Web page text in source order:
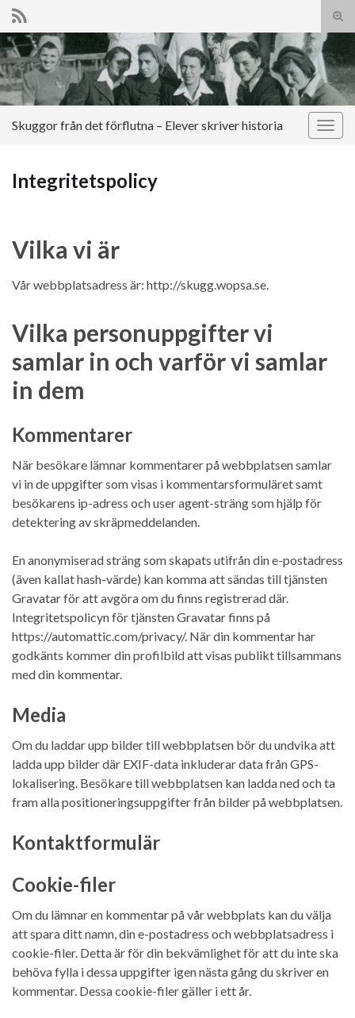
Slå
på/
Search for:
Slå
Skuggor från det förflutna – Elever skriver historia
Integritetspolicy
Vilka vi är
Vår webbplatsadress är: http://skugg.wopsa.se.
Vilka personuppgifter vi
samlar in och varför vi samlar
in dem
Kommentarer
När besökare lämnar kommentarer på webbplatsen samlar
vi in de uppgifter som visas i kommentarsformuläret samt
besökarens ip-adress och user agent-sträng som hjälp för
detektering av skräpmeddelanden.
En anonymiserad sträng som skapats utifrån din e-postadress
(även kallat hash-värde) kan komma att sändas till tjänsten
Gravatar för att avgöra om du finns registrerad där.
Integritetspolicyn för tjänsten Gravatar finns på
https://automattic.com/privacy/. När din kommentar har
godkänts kommer din profilbild att visas publikt tillsammans
med din kommentar.
Media
Om du laddar upp bilder till webbplatsen bör du undvika att
ladda upp bilder där EXIF-data inkluderar data från GPS-
lokalisering. Besökare till webbplatsen kan ladda ned och ta
fram alla positioneringsuppgifter från bilder på webbplatsen.
Kontaktformulär
Cookie-filer
Om du lämnar en kommentar på vår webbplats kan du välja
att spara ditt namn, din e-postadress och webbplatsadress i
cookie-filer. Detta är för din bekvämlighet för att du inte ska
behöva fylla i dessa uppgifter igen nästa gång du skriver en
kommentar. Dessa cookie-filer gäller i ett år.